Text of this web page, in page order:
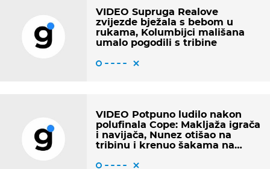
VIDEO Supruga Realove
zvijezde bježala s bebom u
rukama, Kolumbijci mališana
umalo pogodili s tribine
VIDEO Potpuno ludilo nakon
polufinala Cope: Makljaža igrača
i navijača, Nunez otišao na
tribinu i krenuo šakama na